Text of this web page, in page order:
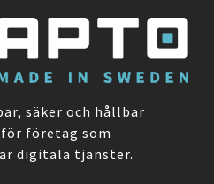
säker och hållbar
företag som
digitala tjänster.